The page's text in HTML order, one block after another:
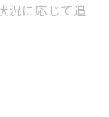
況に応じて追